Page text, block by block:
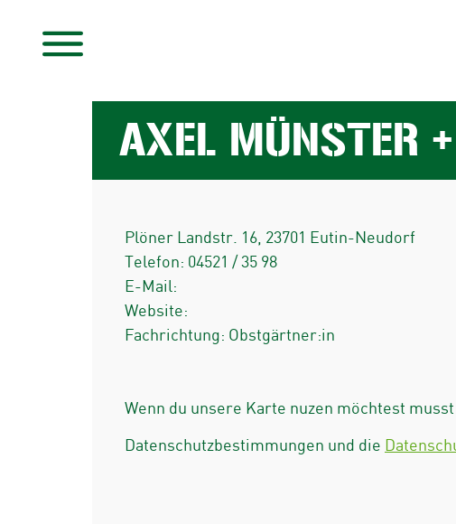
AXEL MÜNSTER
Plöner Landstr. 16 23701 Eutin-Neudorf
Telefon: 04521 / 35 98
E-Mail:
Website:
Fachrichtung: Obstgärtner:in
Wenn du unsere Karte nuzen möchtest
Datenschutzbestimmungen und die